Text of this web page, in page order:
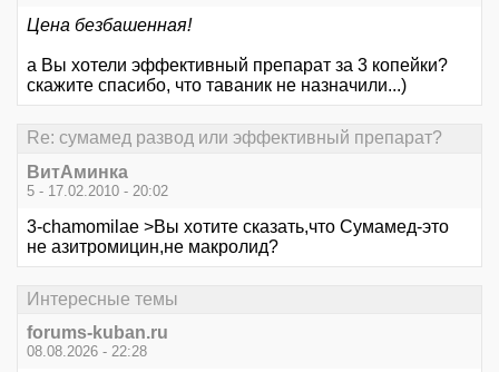
Цена безбашенная!
а Вы хотели эффективный препарат за 3 копейки?
скажите спасибо, что таваник не назначили...)
Re: сумамед развод или эффективный препарат?
ВитАминка
5 - 17.02.2010 - 20:02
3-chamomilae >Вы хотите сказать,что Сумамед-это
не азитромицин,не макролид?
Интересные темы
forums-kuban.ru
08.08.2026 - 22:28